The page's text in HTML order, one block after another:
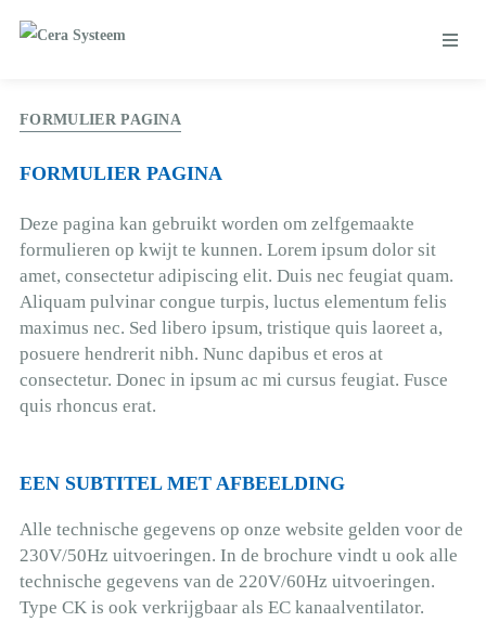
FORMULIER PAGINA
FORMULIER PAGINA
Deze pagina kan gebruikt worden om zelfgemaakte
formulieren op kwijt te kunnen. Lorem ipsum dolor sit
amet, consectetur adipiscing elit. Duis nec feugiat quam.
Aliquam pulvinar congue turpis, luctus elementum felis
maximus nec. Sed libero ipsum, tristique quis laoreet a,
posuere hendrerit nibh. Nunc dapibus et eros at
consectetur. Donec in ipsum ac mi cursus feugiat. Fusce
quis rhoncus erat.
EEN SUBTITEL MET AFBEELDING
Alle technische gegevens op onze website gelden voor de
230V/50Hz uitvoeringen. In de brochure vindt u ook alle
technische gegevens van de 220V/60Hz uitvoeringen.
Type CK is ook verkrijgbaar als EC kanaalventilator.